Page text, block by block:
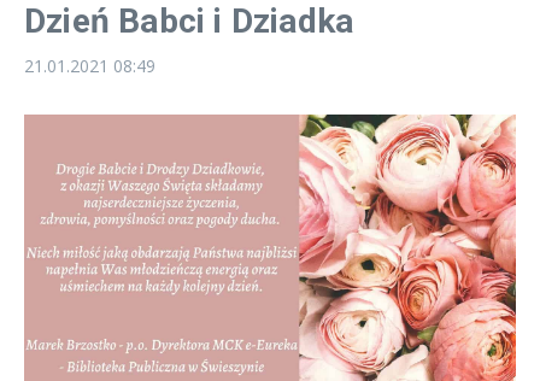
Dzień Babci i Dziadka
21.01.2021 08:49